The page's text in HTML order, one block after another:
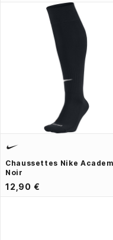
Chaussettes Nike
Noir
12,90 €